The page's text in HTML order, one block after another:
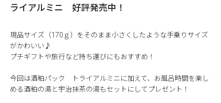
ライアルミニ 好評発売中！
現品サイズ（170ｇ）をそのまま小さくしたような手乗りサイズ
がかわいい♪
プチギフトや旅行など持ち運びにもおすすめ！
今回は酒粕パック トライアルミニに加えて、お風呂時間を楽し
める酒粕の湯と宇治抹茶の湯もセットにしてプレゼント！